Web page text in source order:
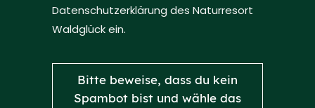
Datenschutzerklärung des Naturresort
Waldglück ein.
Bitte beweise, dass du kein
Spambot bist und wähle das